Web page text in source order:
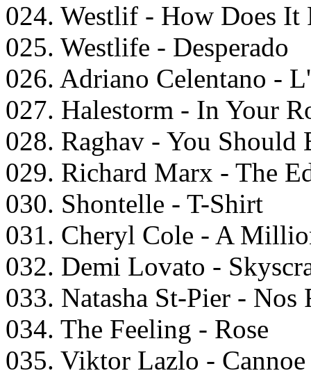
024. Westlif - How Does It
025. Westlife - Desperado
026. Adriano Celentano -
027. Halestorm - In Your
028. Raghav - You Should
029. Richard Marx - The
030. Shontelle - T-Shirt
031. Cheryl Cole - A
032. Demi Lovato -
033. Natasha St-Pier - Nos
034. The Feeling - Rose
035. Viktor Lazlo - Cannoe